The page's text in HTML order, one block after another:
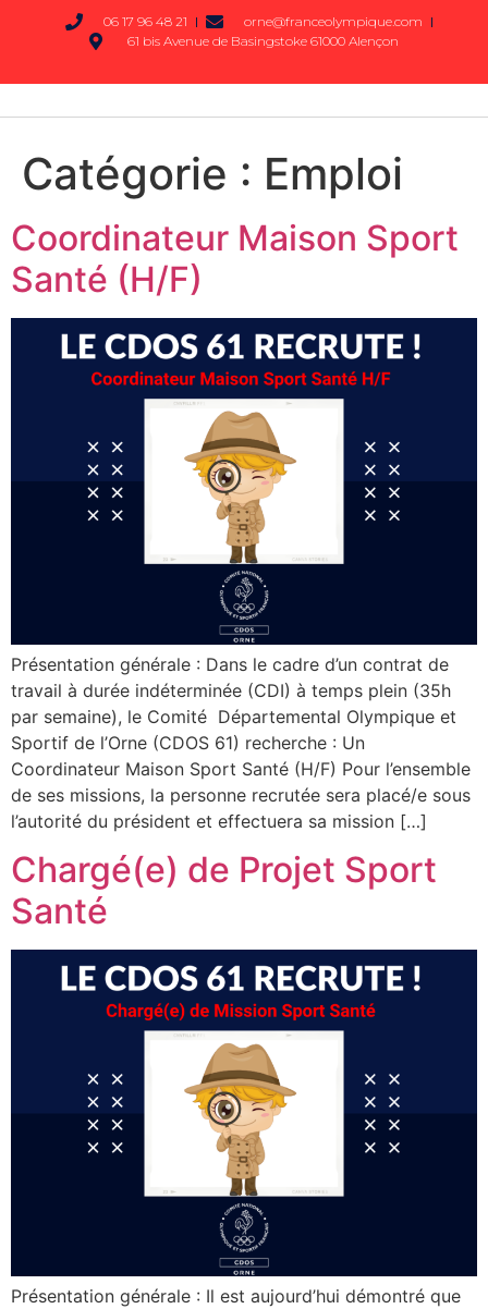
06 17 96 48 21
orne@franceolympique.com
61 bis Avenue de Basingstoke 61000 Alençon
Catégorie : Emploi
Coordinateur Maison Sport
Santé (H/F)
Présentation générale : Dans le cadre d’un contrat de
travail à durée indéterminée (CDI) à temps plein (35h
par semaine), le Comité Départemental Olympique et
Sportif de l’Orne (CDOS 61) recherche : Un
Coordinateur Maison Sport Santé (H/F) Pour l’ensemble
de ses missions, la personne recrutée sera placé/e sous
l’autorité du président et effectuera sa mission […]
Chargé(e) de Projet Sport
Santé
Présentation générale : Il est aujourd’hui démontré que